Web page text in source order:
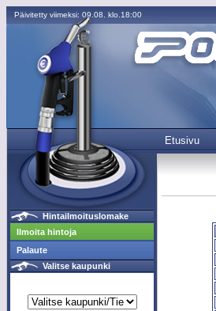
Päivitetty viimeksi: 09.08. klo.18:00
Etusivu
Hintailmoituslomake
Ilmoita hintoja
Palaute
Valitse kaupunki